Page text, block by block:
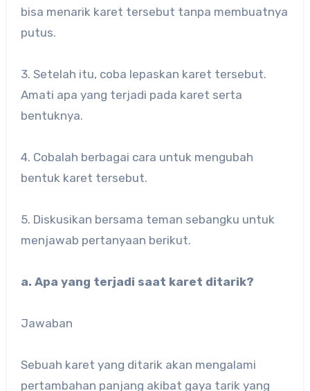
bisa menarik karet tersebut tanpa membuatnya
putus.
3. Setelah itu, coba lepaskan karet tersebut.
Amati apa yang terjadi pada karet serta
bentuknya.
4. Cobalah berbagai cara untuk mengubah
bentuk karet tersebut.
5. Diskusikan bersama teman sebangku untuk
menjawab pertanyaan berikut.
a. Apa yang terjadi saat karet ditarik?
Jawaban
Sebuah karet yang ditarik akan mengalami
pertambahan panjang akibat gaya tarik yang